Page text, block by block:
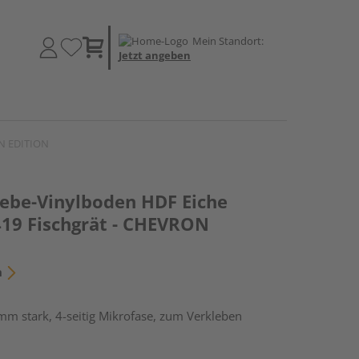
Mein Standort:
Jetzt angeben
Vinylboden HDF Eiche
Fischgrät - CHEVRON
stark, 4-seitig Mikrofase, zum Verkleben